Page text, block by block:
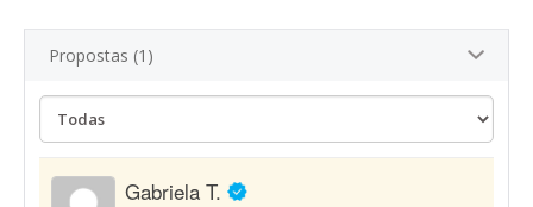
Propostas (1)
Gabriela T.